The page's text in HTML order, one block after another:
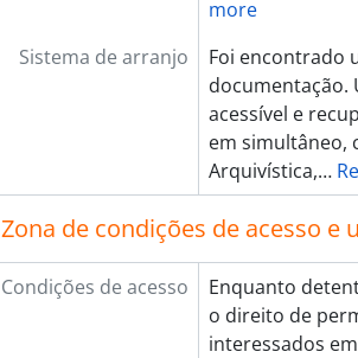
more
Sistema de arranjo
Foi encontrado
documentação.
acessível e
em simultâneo,
Arquivística,…
Zona de condições de acesso e
Condições de acesso
Enquanto
o direito de
interessados